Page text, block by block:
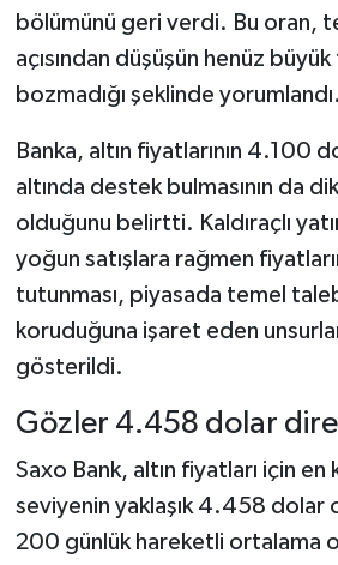
bölümünü geri verdi. Bu oran,
açısından düşüşün henüz
bozmadığı şeklinde yorumlandı.
Banka, altın fiyatlarının 4.100
altında destek bulmasının da
olduğunu belirtti. Kaldıraçlı
yoğun satışlara rağmen
tutunması, piyasada temel
koruduğuna işaret eden
gösterildi.
Gözler 4.458 dolar
Saxo Bank, altın fiyatları için
seviyenin yaklaşık 4.458 dolar
200 günlük hareketli ortalama